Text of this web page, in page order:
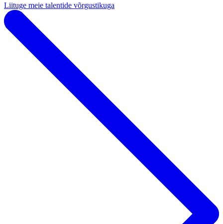
Liituge meie talentide võrgustikuga